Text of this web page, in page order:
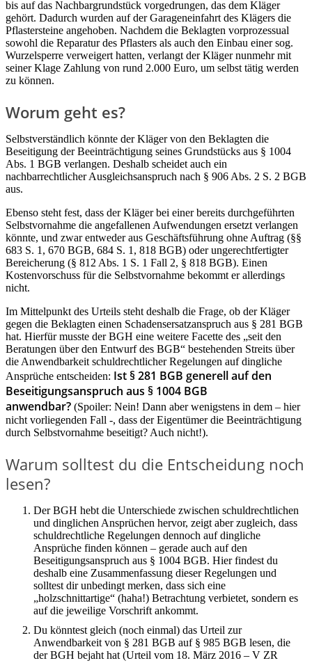
bis auf das Nachbargrundstück vorgedrungen, das dem Kläger
gehört. Dadurch wurden auf der Garageneinfahrt des Klägers die
Pflastersteine angehoben. Nachdem die Beklagten vorprozessual
sowohl die Reparatur des Pflasters als auch den Einbau einer sog.
Wurzelsperre verweigert hatten, verlangt der Kläger nunmehr mit
seiner Klage Zahlung von rund 2.000 Euro, um selbst tätig werden
zu können.
Worum geht es?
Selbstverständlich könnte der Kläger von den Beklagten die
Beseitigung der Beeinträchtigung seines Grundstücks aus § 1004
Abs. 1 BGB verlangen. Deshalb scheidet auch ein
nachbarrechtlicher Ausgleichsanspruch nach § 906 Abs. 2 S. 2 BGB
aus.
Ebenso steht fest, dass der Kläger bei einer bereits durchgeführten
Selbstvornahme die angefallenen Aufwendungen ersetzt verlangen
könnte, und zwar entweder aus Geschäftsführung ohne Auftrag (§§
683 S. 1, 670 BGB, 684 S. 1, 818 BGB) oder ungerechtfertigter
Bereicherung (§ 812 Abs. 1 S. 1 Fall 2, § 818 BGB). Einen
Kostenvorschuss für die Selbstvornahme bekommt er allerdings
nicht.
Im Mittelpunkt des Urteils steht deshalb die Frage, ob der Kläger
gegen die Beklagten einen Schadensersatzanspruch aus § 281 BGB
hat. Hierfür musste der BGH eine weitere Facette des „seit den
Beratungen über den Entwurf des BGB“ bestehenden Streits über
die Anwendbarkeit schuldrechtlicher Regelungen auf dingliche
Ansprüche entscheiden: Ist § 281 BGB generell auf den
Beseitigungsanspruch aus § 1004 BGB
anwendbar? (Spoiler: Nein! Dann aber wenigstens in dem – hier
nicht vorliegenden Fall -, dass der Eigentümer die Beeinträchtigung
durch Selbstvornahme beseitigt? Auch nicht!).
Warum solltest du die Entscheidung noch
lesen?
Der BGH hebt die Unterschiede zwischen schuldrechtlichen
und dinglichen Ansprüchen hervor, zeigt aber zugleich, dass
schuldrechtliche Regelungen dennoch auf dingliche
Ansprüche finden können – gerade auch auf den
Beseitigungsanspruch aus § 1004 BGB. Hier findest du
deshalb eine Zusammenfassung dieser Regelungen und
solltest dir unbedingt merken, dass sich eine
„holzschnittartige“ (haha!) Betrachtung verbietet, sondern es
auf die jeweilige Vorschrift ankommt.
Du könntest gleich (noch einmal) das Urteil zur
Anwendbarkeit von § 281 BGB auf § 985 BGB lesen, die
der BGH bejaht hat (Urteil vom 18. März 2016 – V ZR